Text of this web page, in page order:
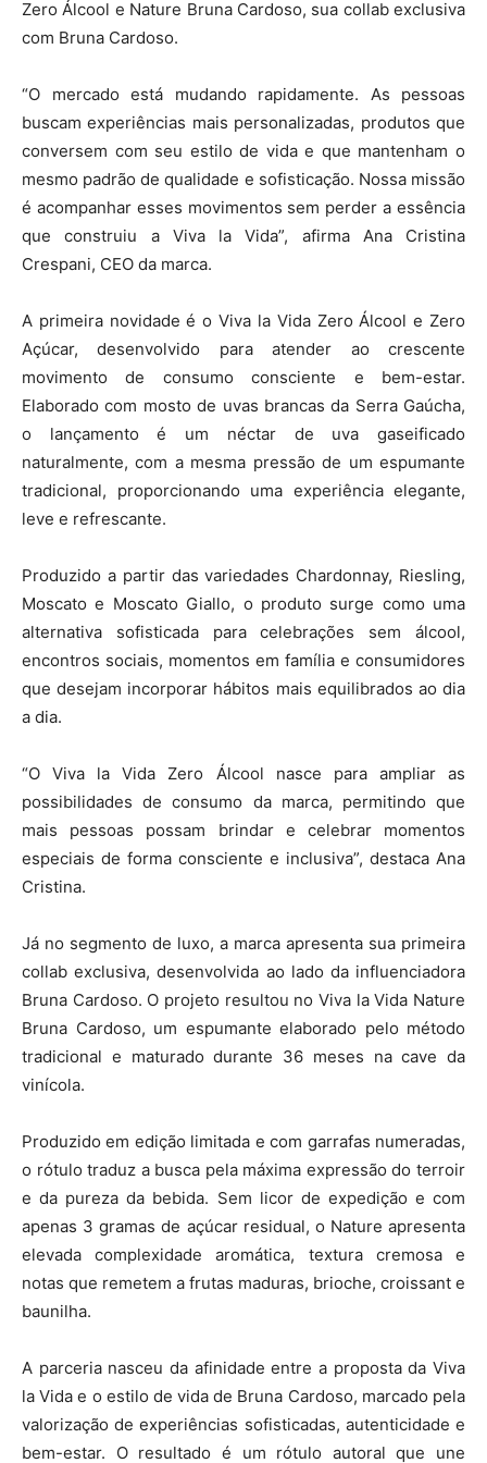
Zero Álcool e Nature Bruna Cardoso, sua collab exclusiva
com Bruna Cardoso.
“O mercado está mudando rapidamente. As pessoas
buscam experiências mais personalizadas, produtos que
conversem com seu estilo de vida e que mantenham o
mesmo padrão de qualidade e sofisticação. Nossa missão
é acompanhar esses movimentos sem perder a essência
que construiu a Viva la Vida”, afirma Ana Cristina
Crespani, CEO da marca.
A primeira novidade é o Viva la Vida Zero Álcool e Zero
Açúcar, desenvolvido para atender ao crescente
movimento de consumo consciente e bem-estar.
Elaborado com mosto de uvas brancas da Serra Gaúcha,
o lançamento é um néctar de uva gaseificado
naturalmente, com a mesma pressão de um espumante
tradicional, proporcionando uma experiência elegante,
leve e refrescante.
Produzido a partir das variedades Chardonnay, Riesling,
Moscato e Moscato Giallo, o produto surge como uma
alternativa sofisticada para celebrações sem álcool,
encontros sociais, momentos em família e consumidores
que desejam incorporar hábitos mais equilibrados ao dia
a dia.
“O Viva la Vida Zero Álcool nasce para ampliar as
possibilidades de consumo da marca, permitindo que
mais pessoas possam brindar e celebrar momentos
especiais de forma consciente e inclusiva”, destaca Ana
Cristina.
Já no segmento de luxo, a marca apresenta sua primeira
collab exclusiva, desenvolvida ao lado da influenciadora
Bruna Cardoso. O projeto resultou no Viva la Vida Nature
Bruna Cardoso, um espumante elaborado pelo método
tradicional e maturado durante 36 meses na cave da
vinícola.
Produzido em edição limitada e com garrafas numeradas,
o rótulo traduz a busca pela máxima expressão do terroir
e da pureza da bebida. Sem licor de expedição e com
apenas 3 gramas de açúcar residual, o Nature apresenta
elevada complexidade aromática, textura cremosa e
notas que remetem a frutas maduras, brioche, croissant e
baunilha.
A parceria nasceu da afinidade entre a proposta da Viva
la Vida e o estilo de vida de Bruna Cardoso, marcado pela
valorização de experiências sofisticadas, autenticidade e
bem-estar. O resultado é um rótulo autoral que une